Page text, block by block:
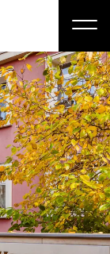
O nas
Studia
i kursy
Kandydat
Student
Biznes